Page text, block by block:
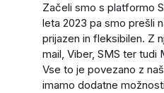
Začeli smo s platformo
leta 2023 pa smo prešli
prijazen in fleksibilen. Z
mail, Viber, SMS ter tudi
Vse to je povezano z
imamo dodatne